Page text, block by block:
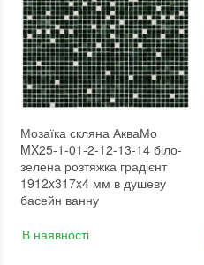
Мозаїка скляна АкваМо
MX25-1-01-2-12-13-14 біло-
зелена розтяжка градієнт
1912x317x4 мм в душеву
басейн ванну
В наявності